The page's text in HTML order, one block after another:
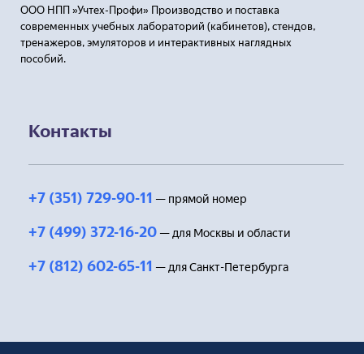
ООО НПП »Учтех-Профи» Производство и поставка
современных учебных лабораторий (кабинетов), стендов,
тренажеров, эмуляторов и интерактивных наглядных
пособий.
Контакты
+7 (351) 729-90-11 — прямой номер
+7 (499) 372-16-20 — для Москвы и области
+7 (812) 602-65-11 — для Санкт-Петербурга